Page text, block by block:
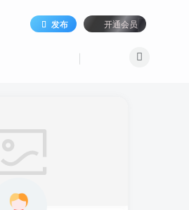
发布 开通会员